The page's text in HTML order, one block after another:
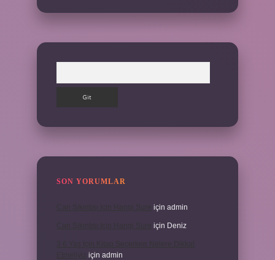
SON YORUMLAR
için admin
için Deniz
için admin